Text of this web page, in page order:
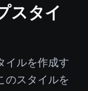
スタイ
イルを作成す
のスタイルを